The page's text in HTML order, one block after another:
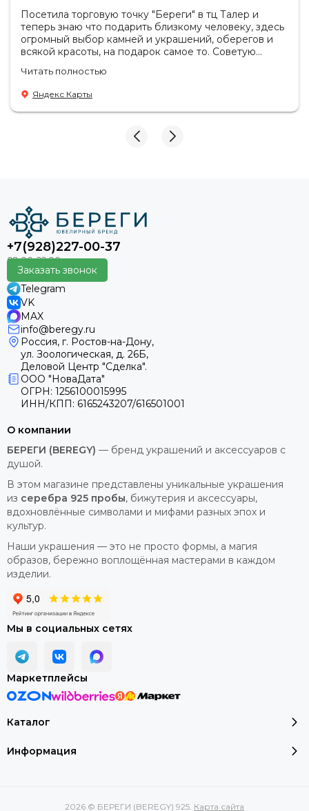
Посетила торговую точку "Береги" в тц Талер и
теперь знаю что подарить близкому человеку, здесь
огромный выбор камней и украшений, оберегов и
всякой красоты, на подарок самое то. Советую
Продавцы-консультанты сориентируют, дадут
подсказки на что обратить внимание . Приветливый
персонал.
Читать полностью
Яндекс Карты
+7(928)227-00-37
Заказать звонок
Telegram
VK
MAX
info@beregy.ru
Россия, г. Ростов-на-Дону,
ул. Зоологическая, д. 26Б,
Деловой Центр "Сделка".
ООО "НоваДата"
ОГРН: 1256100015995
ИНН/КПП: 6165243207/616501001
Каталог
Информация
О компании
БЕРЕГИ (BEREGY) — бренд украшений и аксессуаров с
душой.
В этом магазине представлены уникальные украшения
из серебра 925 пробы, бижутерия и аксессуары,
вдохновлённые символами и мифами разных эпох и
культур.
Наши украшения — это не просто формы, а магия
образов, бережно воплощённая мастерами в каждом
изделии.
Мы в социальных сетях
Маркетплейсы
2026 © БЕРЕГИ (BEREGY) 925. Карта сайта